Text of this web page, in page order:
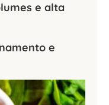
e alta
e